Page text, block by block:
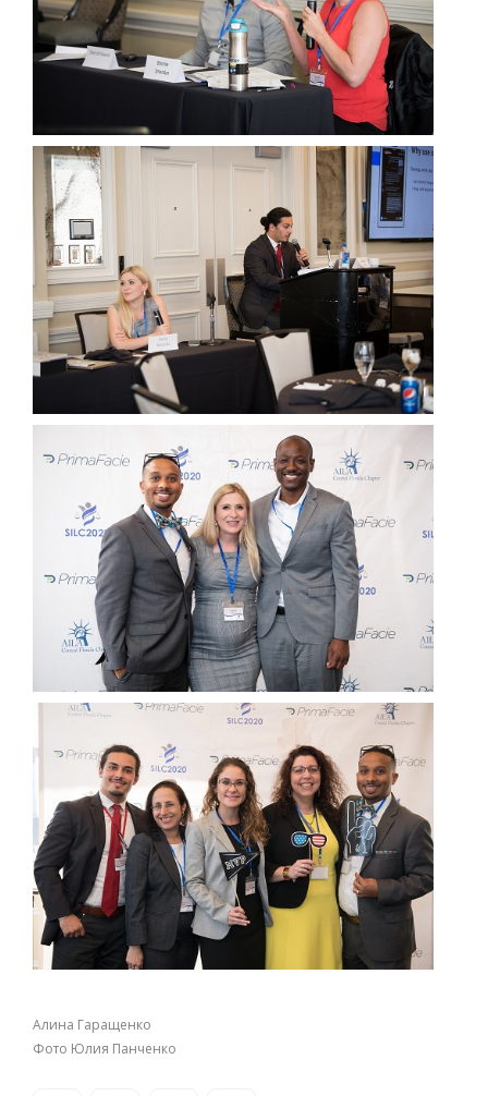
Алина Гаращенко
Фото Юлия Панченко